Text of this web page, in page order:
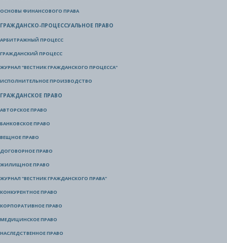
ОСНОВЫ ФИНАНСОВОГО ПРАВА
ГРАЖДАНСКО-ПРОЦЕССУАЛЬНОЕ ПРАВО
АРБИТРАЖНЫЙ ПРОЦЕСС
ГРАЖДАНСКИЙ ПРОЦЕСС
ЖУРНАЛ "ВЕСТНИК ГРАЖДАНСКОГО ПРОЦЕССА"
ИСПОЛНИТЕЛЬНОЕ ПРОИЗВОДСТВО
ГРАЖДАНСКОЕ ПРАВО
АВТОРСКОЕ ПРАВО
БАНКОВСКОЕ ПРАВО
ВЕЩНОЕ ПРАВО
ДОГОВОРНОЕ ПРАВО
ЖИЛИЩНОЕ ПРАВО
ЖУРНАЛ "ВЕСТНИК ГРАЖДАНСКОГО ПРАВА"
КОНКУРЕНТНОЕ ПРАВО
КОРПОРАТИВНОЕ ПРАВО
МЕДИЦИНСКОЕ ПРАВО
НАСЛЕДСТВЕННОЕ ПРАВО